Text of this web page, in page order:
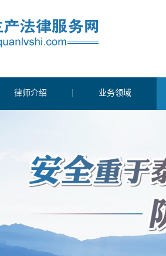
律师介绍 业务领域